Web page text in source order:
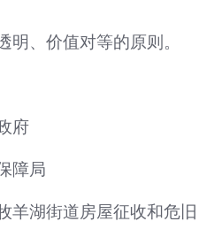
明、价值对等的原则。
府
障局
羊湖街道房屋征收和危